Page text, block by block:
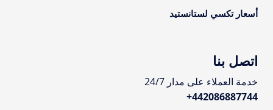
أسعار تكسي لستانستيد
اتصل بنا
خدمة العملاء على مدار 24/7
+442086887744